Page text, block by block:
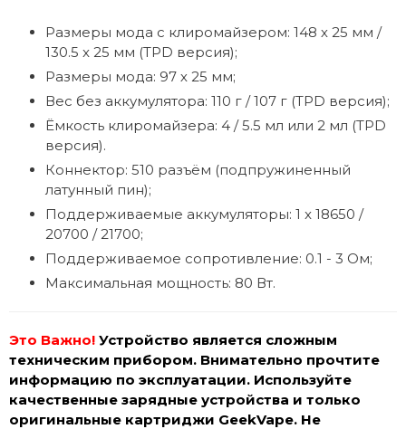
Размеры мода с клиромайзером: 148 х 25 мм /
130.5 x 25 мм (TPD версия);
Размеры мода: 97 х 25 мм;
Вес без аккумулятора: 110 г / 107 г (TPD версия);
Ёмкость клиромайзера: 4 / 5.5 мл или 2 мл (TPD
версия).
Коннектор: 510 разъём (подпружиненный
латунный пин);
Поддерживаемые аккумуляторы: 1 x 18650 /
20700 / 21700;
Поддерживаемое сопротивление: 0.1 - 3 Ом;
Максимальная мощность: 80 Вт.
Это Важно! Устройство является сложным
техническим прибором. Внимательно прочтите
информацию по эксплуатации. Используйте
качественные зарядные устройства и только
оригинальные картриджи GeekVape. Не